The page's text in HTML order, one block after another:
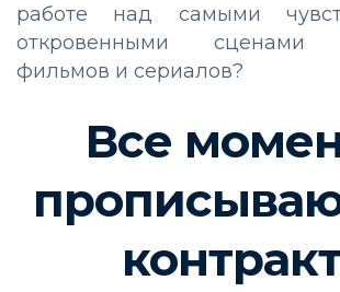
работе над самыми
откровенными сценами
фильмов и сериалов?
Все